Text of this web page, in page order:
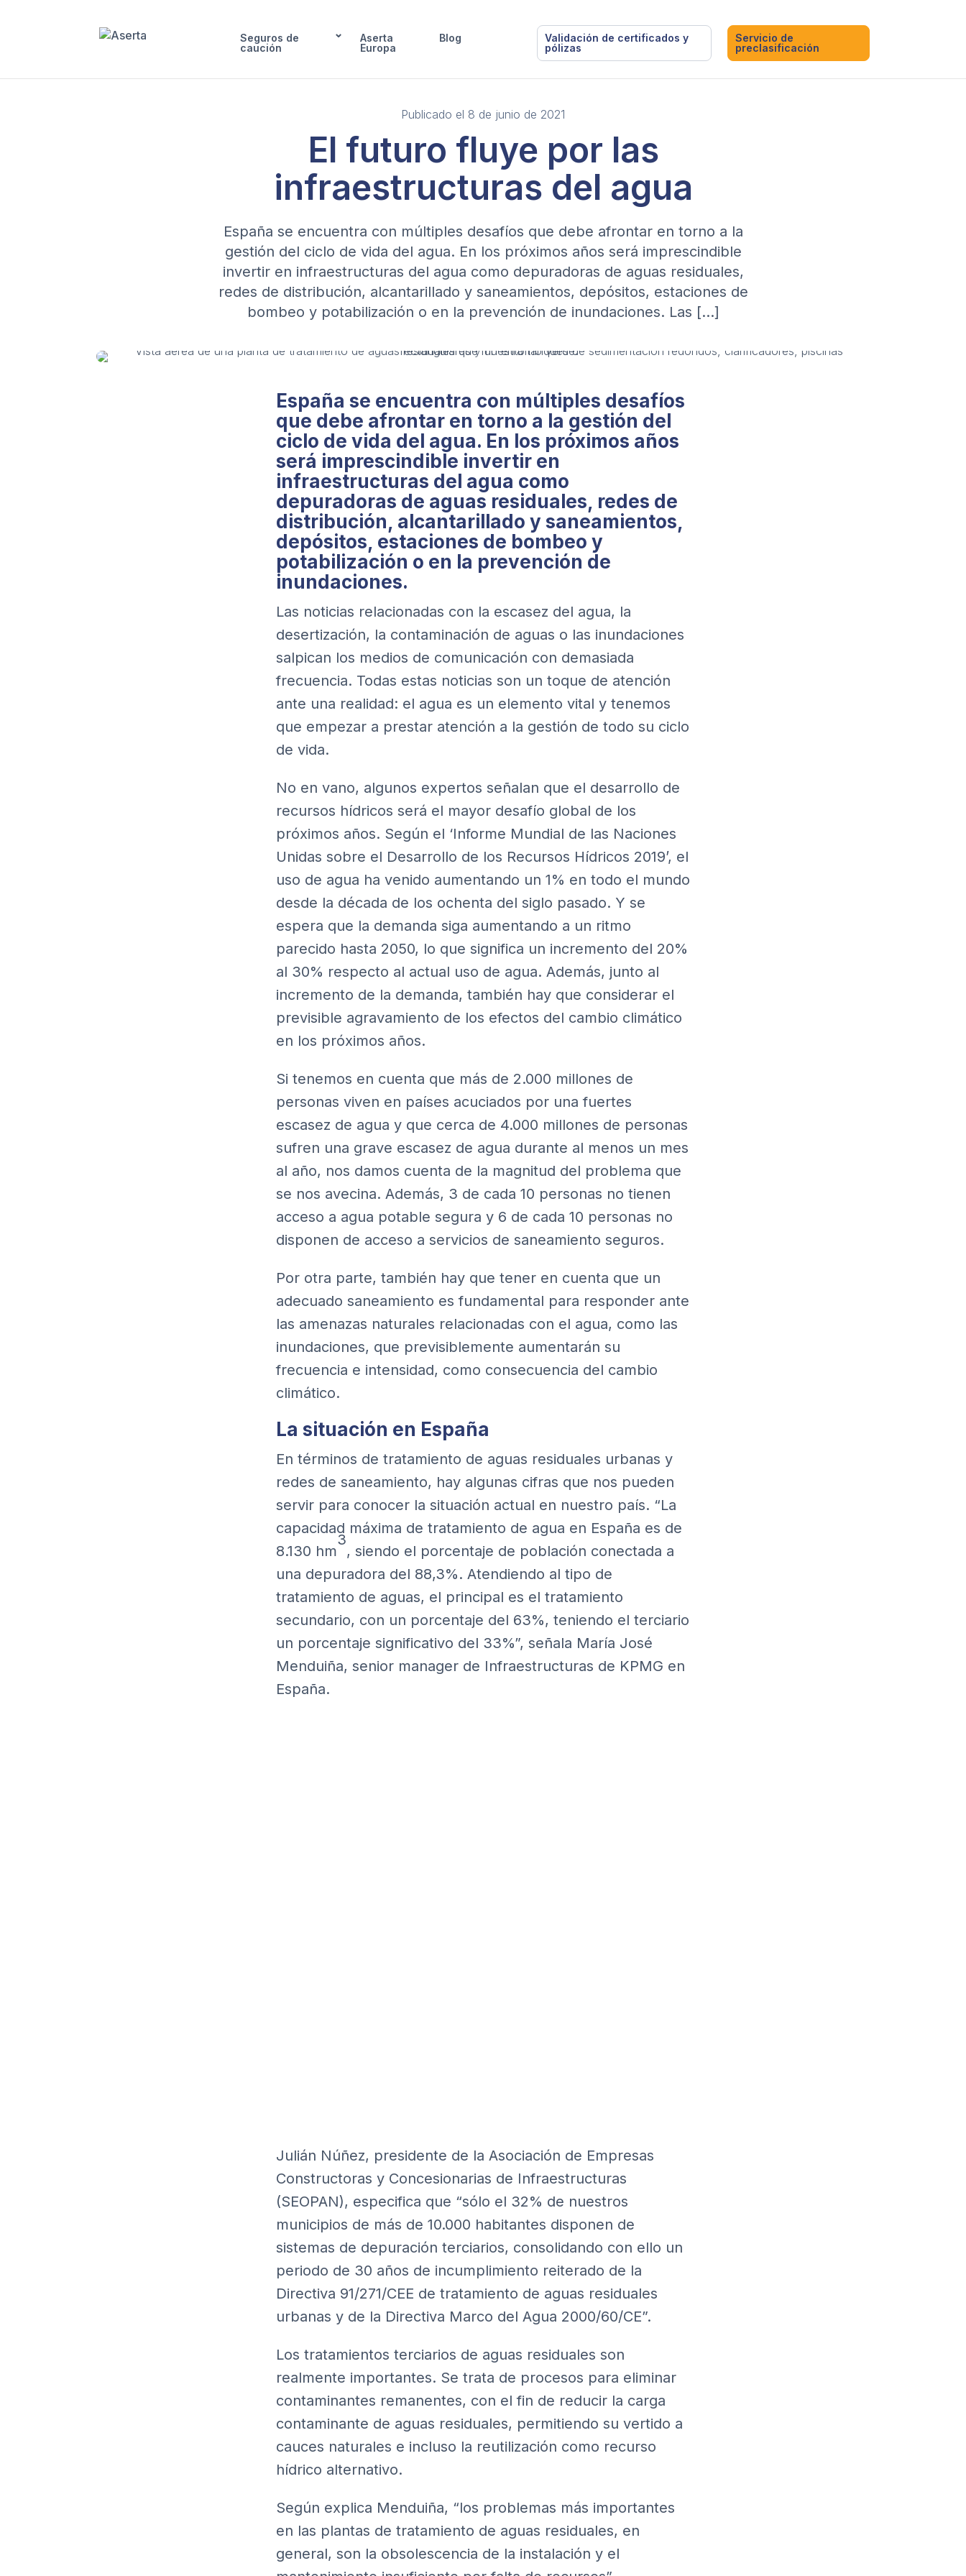
Seguros de
caución
Aserta
Europa
Blog
Validación de certificados y
pólizas
Servicio de
preclasificación
Publicado el 8 de junio de 2021
El futuro fluye por las
infraestructuras del agua
España se encuentra con múltiples desafíos que debe afrontar en torno a la
gestión del ciclo de vida del agua. En los próximos años será imprescindible
invertir en infraestructuras del agua como depuradoras de aguas residuales,
redes de distribución, alcantarillado y saneamientos, depósitos, estaciones de
bombeo y potabilización o en la prevención de inundaciones. Las […]
España se encuentra con múltiples desafíos
que debe afrontar en torno a la gestión del
ciclo de vida del agua. En los próximos años
será imprescindible invertir en
infraestructuras del agua como
depuradoras de aguas residuales, redes de
distribución, alcantarillado y saneamientos,
depósitos, estaciones de bombeo y
potabilización o en la prevención de
inundaciones.
Las noticias relacionadas con la escasez del agua, la
desertización, la contaminación de aguas o las inundaciones
salpican los medios de comunicación con demasiada
frecuencia. Todas estas noticias son un toque de atención
ante una realidad: el agua es un elemento vital y tenemos
que empezar a prestar atención a la gestión de todo su ciclo
de vida.
No en vano, algunos expertos señalan que el desarrollo de
recursos hídricos será el mayor desafío global de los
próximos años. Según el ‘Informe Mundial de las Naciones
Unidas sobre el Desarrollo de los Recursos Hídricos 2019’, el
uso de agua ha venido aumentando un 1% en todo el mundo
desde la década de los ochenta del siglo pasado. Y se
espera que la demanda siga aumentando a un ritmo
parecido hasta 2050, lo que significa un incremento del 20%
al 30% respecto al actual uso de agua. Además, junto al
incremento de la demanda, también hay que considerar el
previsible agravamiento de los efectos del cambio climático
en los próximos años.
Si tenemos en cuenta que más de 2.000 millones de
personas viven en países acuciados por una fuertes
escasez de agua y que cerca de 4.000 millones de personas
sufren una grave escasez de agua durante al menos un mes
al año, nos damos cuenta de la magnitud del problema que
se nos avecina. Además, 3 de cada 10 personas no tienen
acceso a agua potable segura y 6 de cada 10 personas no
disponen de acceso a servicios de saneamiento seguros.
Por otra parte, también hay que tener en cuenta que un
adecuado saneamiento es fundamental para responder ante
las amenazas naturales relacionadas con el agua, como las
inundaciones, que previsiblemente aumentarán su
frecuencia e intensidad, como consecuencia del cambio
climático.
La situación en España
En términos de tratamiento de aguas residuales urbanas y
redes de saneamiento, hay algunas cifras que nos pueden
servir para conocer la situación actual en nuestro país. “La
capacidad máxima de tratamiento de agua en España es de
8.130 hm
3
, siendo el porcentaje de población conectada a
una depuradora del 88,3%. Atendiendo al tipo de
tratamiento de aguas, el principal es el tratamiento
secundario, con un porcentaje del 63%, teniendo el terciario
un porcentaje significativo del 33%”, señala María José
Menduiña, senior manager de Infraestructuras de KPMG en
España.
Julián Núñez, presidente de la Asociación de Empresas
Constructoras y Concesionarias de Infraestructuras
(SEOPAN), especifica que “sólo el 32% de nuestros
municipios de más de 10.000 habitantes disponen de
sistemas de depuración terciarios, consolidando con ello un
periodo de 30 años de incumplimiento reiterado de la
Directiva 91/271/CEE de tratamiento de aguas residuales
urbanas y de la Directiva Marco del Agua 2000/60/CE”.
Los tratamientos terciarios de aguas residuales son
realmente importantes. Se trata de procesos para eliminar
contaminantes remanentes, con el fin de reducir la carga
contaminante de aguas residuales, permitiendo su vertido a
cauces naturales e incluso la reutilización como recurso
hídrico alternativo.
Según explica Menduiña, “los problemas más importantes
en las plantas de tratamiento de aguas residuales, en
general, son la obsolescencia de la instalación y el